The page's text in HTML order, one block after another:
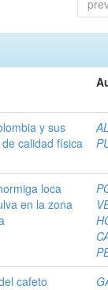
y sus
calidad física
loca
en la zona
cafeto